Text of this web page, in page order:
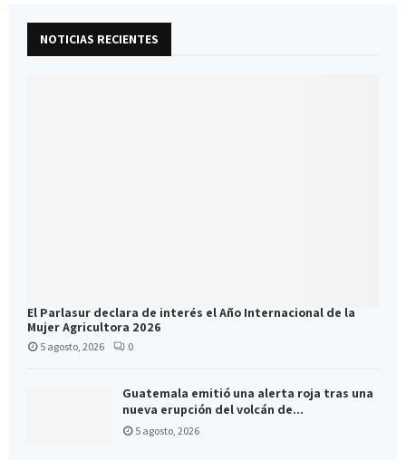
NOTICIAS RECIENTES
El Parlasur declara de interés el Año Internacional de la
Mujer Agricultora 2026
5 agosto, 2026 0
Guatemala emitió una alerta roja tras una
nueva erupción del volcán de...
5 agosto, 2026